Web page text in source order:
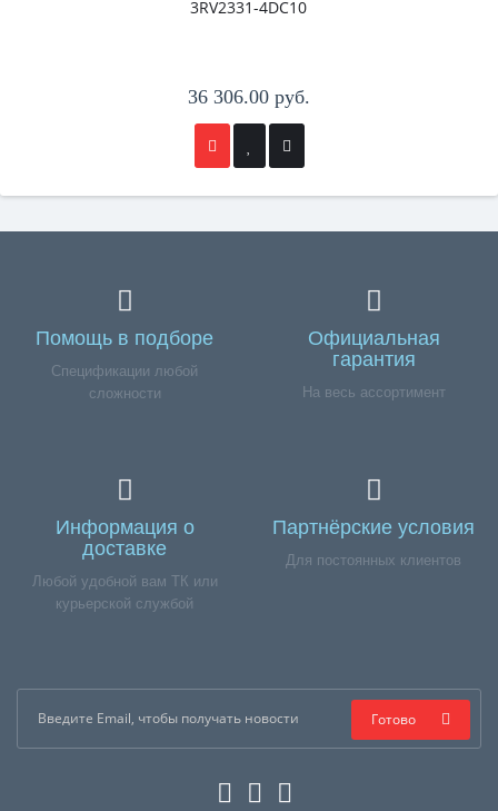
3RV2331-4DC10
36 306.00 руб.
Помощь в подборе
Спецификации любой
сложности
Официальная
гарантия
На весь ассортимент
Информация о
доставке
Любой удобной вам ТК или
курьерской службой
Партнёрские условия
Для постоянных клиентов
Готово